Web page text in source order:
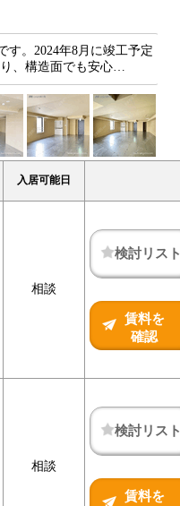
す。2024年8月に竣工予定
、構造面でも安心…
入居可能日
相談
検討リスト
賃料を
確認
相談
検討リスト
賃料を